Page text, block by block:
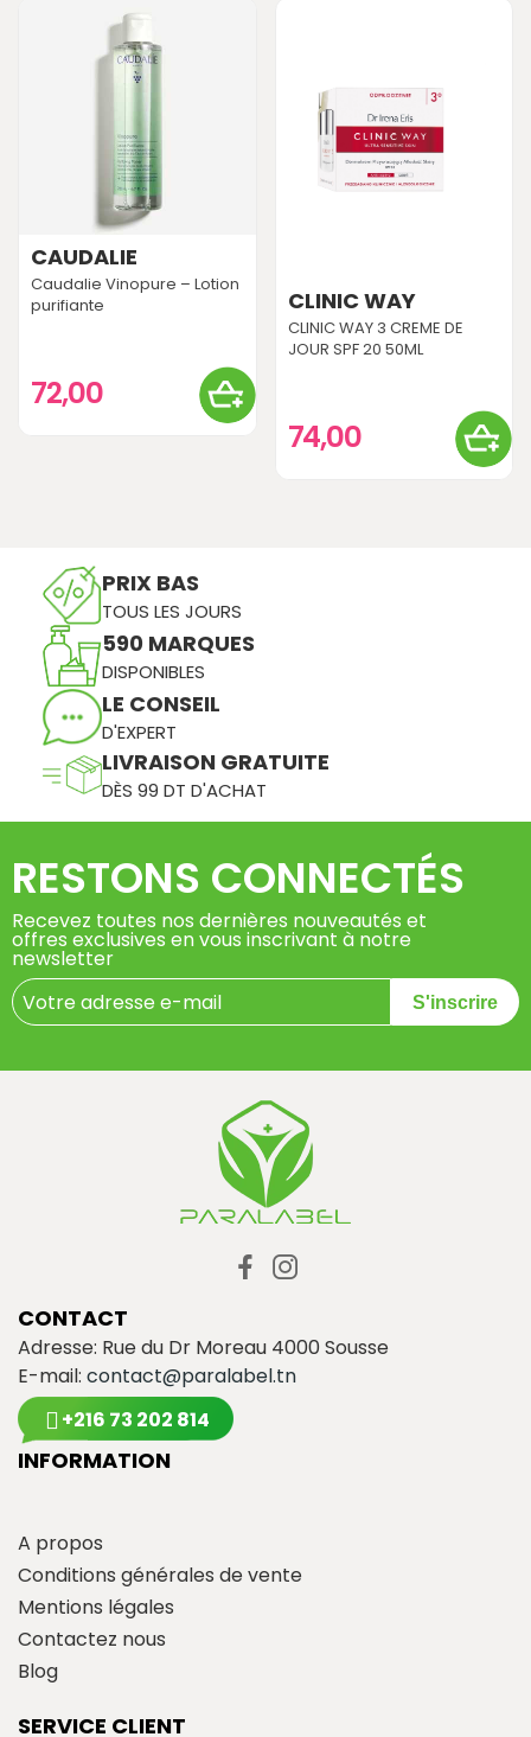
CAUDALIE
Caudalie Vinopure – Lotion
purifiante
72,00
CLINIC WAY
CLINIC WAY 3 CREME DE
JOUR SPF 20 50ML
74,00
PRIX BAS
TOUS LES JOURS
590 MARQUES
DISPONIBLES
LE CONSEIL
D'EXPERT
LIVRAISON GRATUITE
DÈS 99 DT D'ACHAT
RESTONS CONNECTÉS
Recevez toutes nos dernières nouveautés et
offres exclusives en vous inscrivant à notre
newsletter
S'inscrire
CONTACT
Adresse: Rue du Dr Moreau 4000 Sousse
E-mail: contact@paralabel.tn
+216 73 202 814
INFORMATION
A propos
Conditions générales de vente
Mentions légales
Contactez nous
Blog
SERVICE CLIENT